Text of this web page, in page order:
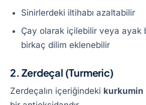
Sinirlerdeki iltihabı azaltabilir
Çay olarak içilebilir veya ayak
birkaç dilim eklenebilir
2. Zerdeçal (Turmeric)
Zerdeçalın içeriğindeki kurkumin